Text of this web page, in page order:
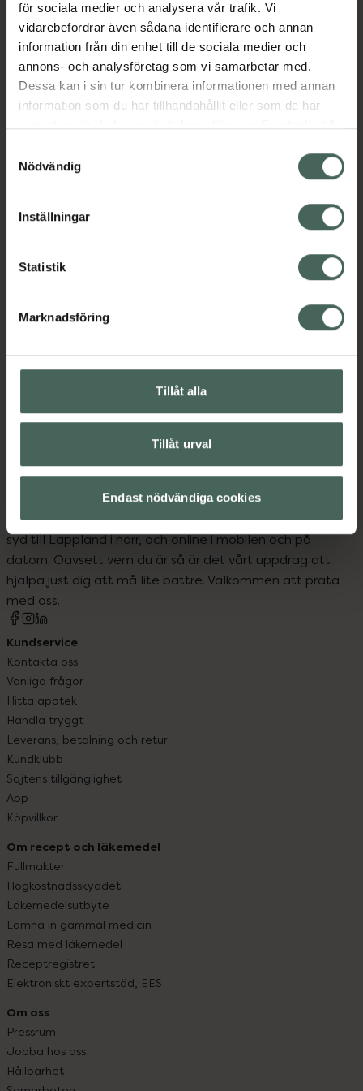
för sociala medier och analysera vår trafik. Vi
vidarebefordrar även sådana identifierare och annan
information från din enhet till de sociala medier och
annons- och analysföretag som vi samarbetar med.
Dessa kan i sin tur kombinera informationen med annan
information som du har tillhandahållit eller som de har
återkalla ditt samtycke via webbplatsens
cookieinställningar. Ett återkallat samtycke påverkar inte
lagligheten av behandling som skett innan återkallelsen.
Nödvändig
Inställningar
Statistik
Marknadsföring
Tillåt alla
Tillåt urval
Endast nödvändiga cookies
uppskattad för sin läkande förmåga både in-
och utvändigt.
En naturlig kraftkälla för välmående – njut av
den som den är eller låt den bli en del av din
dagliga rutin.
EAN:07350103030507
Upptäck flera produkter inom
Kronans Apotek finns här för dig. Du hittar oss från Skåne i
syd till Lappland i norr, och online i mobilen och på
datorn. Oavsett vem du är så är det vårt uppdrag att
hjälpa just dig att må lite bättre. Välkommen att prata
med oss.
Kundservice
Kontakta oss
Vanliga frågor
Hitta apotek
Handla tryggt
Leverans, betalning och retur
Kundklubb
Sajtens tillgänglighet
App
Köpvillkor
Om recept och läkemedel
Fullmakter
Högkostnadsskyddet
Läkemedelsutbyte
Lämna in gammal medicin
Resa med läkemedel
Receptregistret
Elektroniskt expertstöd, EES
Om oss
Pressrum
Jobba hos oss
Hållbarhet